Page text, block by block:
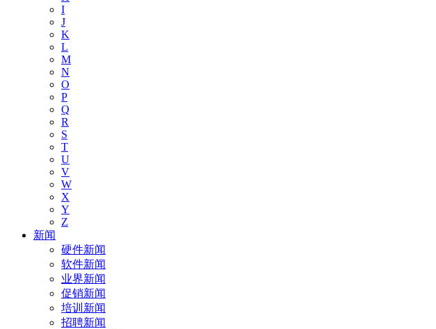
I
J
K
L
M
N
O
P
Q
R
S
T
U
V
W
X
Y
Z
新闻
硬件新闻
软件新闻
业界新闻
促销新闻
培训新闻
招聘新闻